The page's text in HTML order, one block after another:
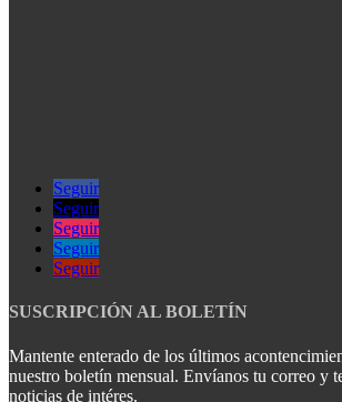
Seguir
Seguir
Seguir
Seguir
Seguir
SUSCRIPCIÓN AL BOLETÍN
Mantente enterado de los últimos
nuestro boletín mensual. Envíanos tu correo y
noticias de intéres.